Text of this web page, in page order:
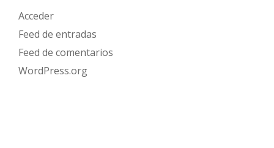
Acceder
Feed de entradas
Feed de comentarios
WordPress.org